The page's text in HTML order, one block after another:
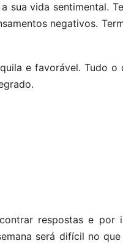
sua vida sentimental.
negativos.
e favorável. Tudo o
respostas e por
será difícil no